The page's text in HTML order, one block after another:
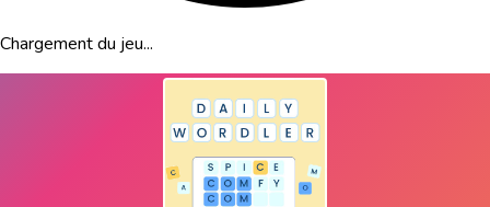
Chargement du jeu...